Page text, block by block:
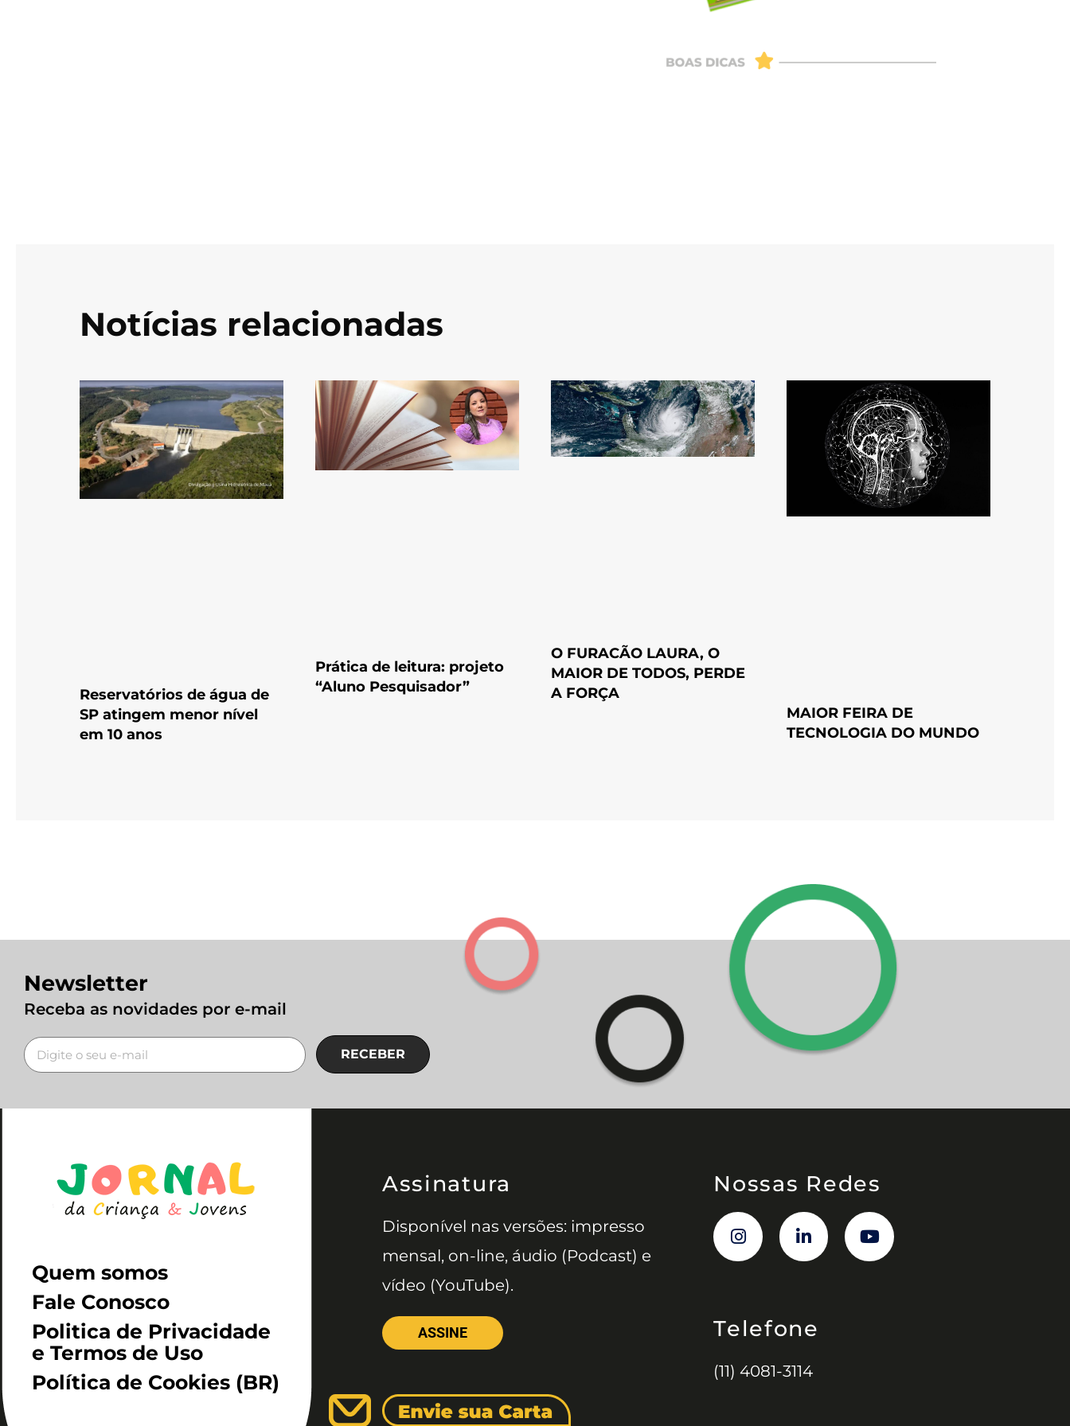
Notícias relacionadas
Reservatórios de água de
SP atingem menor nível
em 10 anos
Prática de leitura: projeto
“Aluno Pesquisador”
O FURACÃO LAURA, O
MAIOR DE TODOS, PERDE
A FORÇA
MAIOR FEIRA DE
TECNOLOGIA DO MUNDO
Newsletter
Receba as novidades por e-mail
RECEBER
Quem somos
Fale Conosco
Politica de Privacidade
e Termos de Uso
Política de Cookies (BR)
Assinatura
Disponível nas versões: impresso
mensal, on-line, áudio (Podcast) e
vídeo (YouTube).
ASSINE
Nossas Redes
Telefone
(11) 4081-3114